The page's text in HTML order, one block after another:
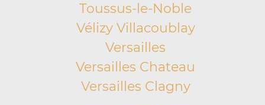
Toussus-le-Noble
Vélizy Villacoublay
Versailles
Versailles Chateau
Versailles Clagny